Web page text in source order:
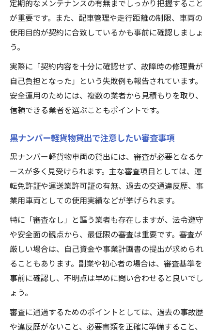
定期的なメンテナンスの有無までしっかり把握すること
が重要です。また、配車管理や走行距離の制限、車両の
使用目的が契約に合致しているかも事前に確認しましょ
う。
実際に「契約内容を十分に確認せず、故障時の修理費が
自己負担となった」という失敗例も報告されています。
安全運用のためには、複数の業者から見積もりを取り、
信頼できる業者を選ぶこともポイントです。
黒ナンバー軽貨物貸出で注意したい審査事項
黒ナンバー軽貨物車両の貸出には、審査が必要となるケ
ースが多く見受けられます。主な審査項目としては、運
転免許証や運送業許可証の有無、過去の交通違反歴、事
業用車両としての使用実績などが挙げられます。
特に「審査なし」と謳う業者も存在しますが、法令遵守
や安全面の観点から、最低限の審査は重要です。審査が
厳しい場合は、自己資金や事業計画書の提出が求められ
ることもあります。副業や初心者の場合は、審査基準を
事前に確認し、不明点は早めに問い合わせると良いでし
ょう。
審査に通過するためのポイントとしては、過去の事故歴
や違反歴がないこと、必要書類を正確に準備すること、